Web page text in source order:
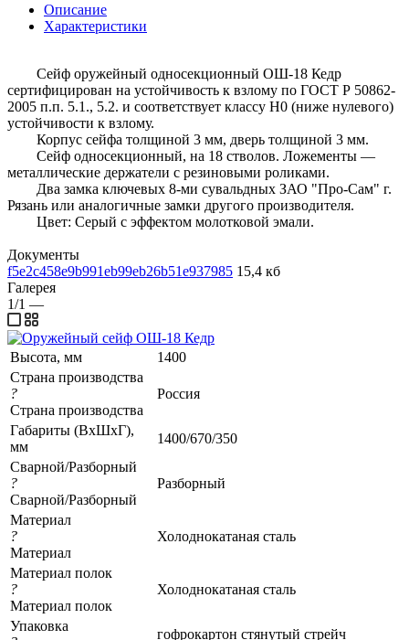
Описание
Характеристики
Сейф оружейный односекционный ОШ-18 Кедр
сертифицирован на устойчивость к взлому по ГОСТ Р 50862-
2005 п.п. 5.1., 5.2. и соответствует классу Н0 (ниже нулевого)
устойчивости к взлому.
Корпус сейфа толщиной 3 мм, дверь толщиной 3 мм.
Сейф односекционный, на 18 стволов. Ложементы —
металлические держатели с резиновыми роликами.
Два замка ключевых 8-ми сувальдных ЗАО "Про-Сам" г.
Рязань или аналогичные замки другого производителя.
Цвет: Серый с эффектом молотковой эмали.
Документы
f5e2c458e9b991eb99eb26b51e937985 15,4 кб
Галерея
1/1 —
Высота, мм
1400
Страна производства
?
Страна производства
Россия
Габариты (ВхШхГ),
мм
1400/670/350
Сварной/Разборный
?
Сварной/Разборный
Разборный
Материал
?
Материал
Холоднокатаная сталь
Материал полок
?
Материал полок
Холоднокатаная сталь
Упаковка
гофрокартон стянутый стрейч